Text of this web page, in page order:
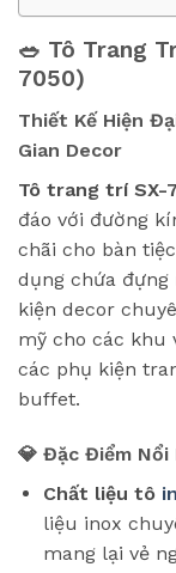
🥗 Tô Trang
7050)
Thiết Kế Hiện
Gian Decor
Tô trang trí SX-
đáo với đường
chãi cho bàn
dụng chứa
kiện decor
mỹ cho các khu
các phụ kiện
buffet.
💎 Đặc Điểm Nổi
Chất liệu tô
liệu inox
mang lại vẻ